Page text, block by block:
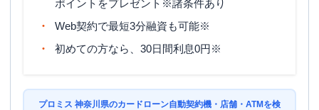
ポイントをプレゼント※諸条件あり
Web契約で最短3分融資も可能※
初めての方なら、30日間利息0円※
プロミス 神奈川県のカードローン自動契約機・店舗・ATMを検